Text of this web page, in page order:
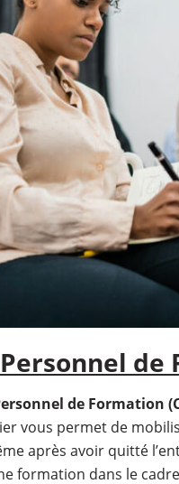
de
de Formation
vous permet de
après avoir quitté
formation dans le